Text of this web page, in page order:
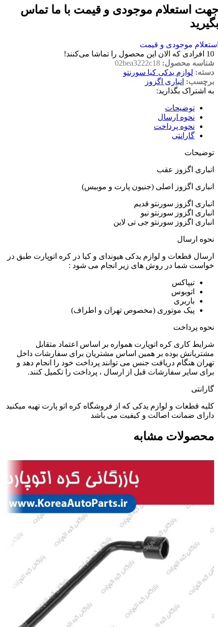
استعلام موجودی و قیمت با ما تماس
موجودی و قیمت
10 افرادی که الان این محصول را تماشا می‌کنند!
شناسه محصول: 02bea3222c18
دسته: لوازم یدکی کیا سورنتو
برچسب: انباری اگزوز
به اشتراک بگذارید:
توضیحات
نحوه ارسال
نحوه پرداخت
گارانتی
توضیحات
انباری اگزوز عقب
انباری اگزوز اصلی (جنیون پارت و موبیس)
انباری اگزوز سورنتو قدیم
انباری اگزوز سورنتو نیو
انباری اگزوز سورنتو جی تی لاین
نحوه ارسال
ارسال قطعات و لوازم یدکی هیوندای و کیا در کره اتوپارت طبق در
خواست شما در روش های زیر انجام می شود :
تیپاکس
اتوبوس
باربری
پیک موتوری (مخصوص تهران و اطراف)
نحوه پرداخت
شرایط کاری کره اتوپارت همواره بر اساس اعتماد متقابل
مشتریانش بوده بر همین اساس مشتریان برای سفارشات داخل
تهران هنگام دریافت جنس می توانند پرداخت خود را انجام دهد و
برای سایر سفارشات قبل از ارسال ، پرداخت را تکمیل کنند.
گارانتی
کلیه قطعات و لوازم یدکی که از فروشگاه کره اتو پارت تهیه میکنید
دارای ضمانت اصالت و کیفیت می باشد
محصولات مشابه